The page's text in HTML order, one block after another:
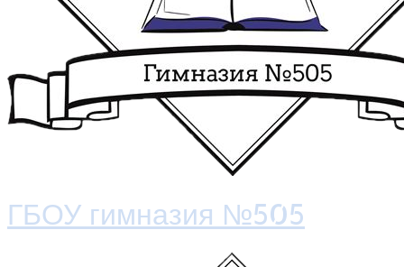
ГБОУ гимназия №505